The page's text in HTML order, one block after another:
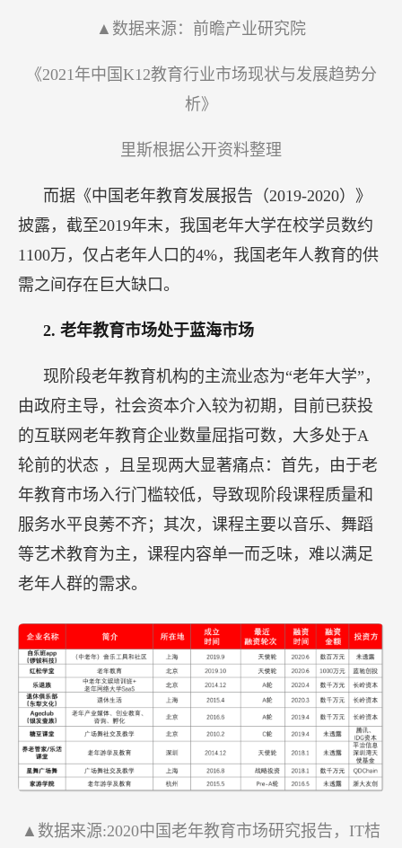
▲数据来源：前瞻产业研究院
《2021年中国K12教育行业市场现状与发展趋势分
析》
里斯根据公开资料整理
而据《中国老年教育发展报告（2019-2020）》
披露，截至2019年末，我国老年大学在校学员数约
1100万，仅占老年人口的4%，我国老年人教育的供
需之间存在巨大缺口。
2. 老年教育市场处于蓝海市场
现阶段老年教育机构的主流业态为“老年大学”，
由政府主导，社会资本介入较为初期，目前已获投
的互联网老年教育企业数量屈指可数，大多处于A
轮前的状态 ，且呈现两大显著痛点：首先，由于老
年教育市场入行门槛较低，导致现阶段课程质量和
服务水平良莠不齐；其次，课程主要以音乐、舞蹈
等艺术教育为主，课程内容单一而乏味，难以满足
老年人群的需求。
▲数据来源:2020中国老年教育市场研究报告，IT桔